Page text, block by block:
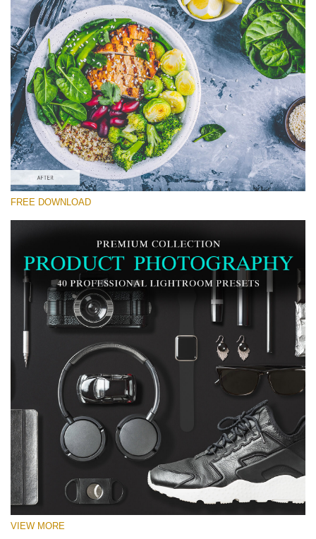
Food Preset Lightroom #10
Product Photography
(40 Lr Presets)
Must-Have Collection
(1432 Lr Presets)
Entire Collection
(2067 Lr Presets)
無料ダウンロード
FREE DOWNLOAD
VIEW MORE